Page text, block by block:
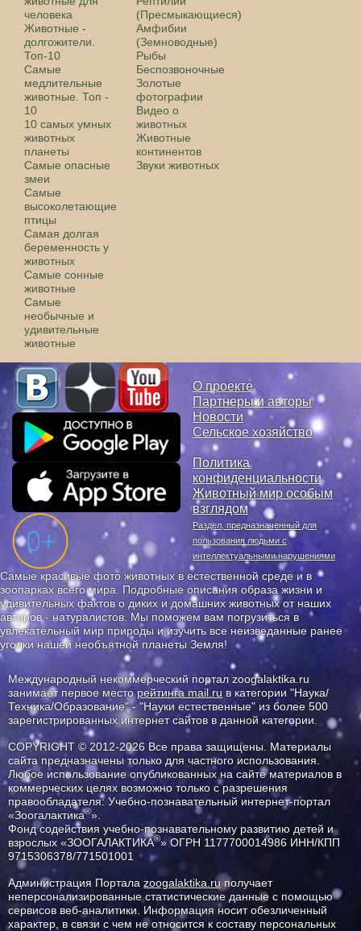
человека
Животные -
долгожители.
Топ-10
Самые
медлительные
животные. Топ -
10
10 самых умных
животных
планеты
Самые опасные
змеи
Самые
высоколетающие
птицы
Самая долгая
беременность у
животных
Самые сонные
животные
Самые
необычные и
удивительные
животные
(Пресмыкающиеся)
Амфибии
(Земноводные)
Рыбы
Беспозвоночные
Золотые
фотографии
Видео о
животных
Животные
континентов
Звуки животных
О проекте
Партнеры и авторы
Новости
Сельское хозяйство
Политика
конфиденциальности
Животный мир особым
взглядом
Раздел, предназначенный для
пользования людьми с
интеллектуальными нарушениями
Самые красивые фото животных в естественной среде и в
зоопарках всего мира. Подробные описания образа жизни и
удивительных фактов о диких и домашних животных от наших
авторов - натуралистов. Мы поможем вам погрузиться в
увлекательный мир природы и изучить все неизведанные ранее
уголки нашей необъятной планеты Земля!
Международный некоммерческий портал zoogalaktika.ru
занимает первое месторейтинга mail.ru в категории "Наука/
Техника/Образование" - "Науки естественные" из более 500
зарегистрированных интернет сайтов в данной категории.
COPYRIGHT © 2012-2026 Все права защищены. Материалы
сайта предназначены только для частного использования.
Любое использование опубликованных на сайте материалов в
коммерческих целях возможно только с разрешения
правообладателя: Учебно-познавательный интернет-портал
«Зоогалактика®».
Фонд содействия учебно-познавательному развитию детей и
взрослых «ЗООГАЛАКТИКА®» ОГРН 1177700014986 ИНН/КПП
9715306378/771501001
Администрация Портала zoogalaktika.ruполучает
неперсонализированные статистические данные с помощью
сервисов веб-аналитики. Информация носит обезличенный
характер, в связи с чем не относится к составу персональных